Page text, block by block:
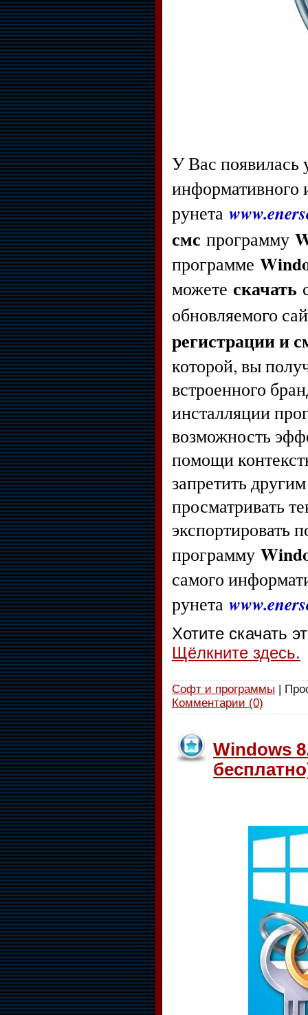
У Вас появилась
информативного
рунета
смс программу
программе
можете скачать
обновляемого
регистрации и
которой, вы
встроенного
инсталляции
возможность
помощи
запретить
просматривать
экспортировать
программу
самого
рунета
Хотите скачать
Щёлкните здесь.
Софт и программы |
Комментарии (0)
Windows